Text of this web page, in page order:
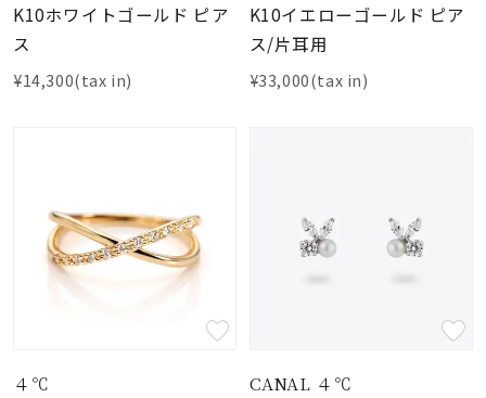
K10ホワイトゴールド ピア
ス
¥14,300(tax in)
K10イエローゴールド ピア
ス/片耳用
¥33,000(tax in)
４℃
CANAL ４℃